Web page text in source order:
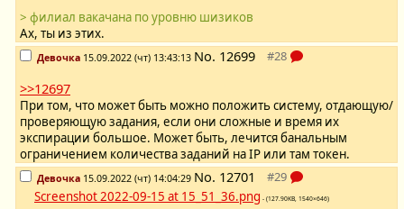
> филиал вакачана по уровню шизиков
Ах, ты из этих.
Девочка 15.09.2022 (чт) 13:43:13 No. 12699
>>12697
При том, что может быть можно положить систему, отдающую/
проверяющую задания, если они сложные и время их
экспирации большое. Может быть, лечится банальным
ограничением количества заданий на IP или там токен.
Девочка 15.09.2022 (чт) 14:04:29 No. 12701
Screenshot 2022-09-15 at 15_51_36.png - (127.90KB, 1540×646)